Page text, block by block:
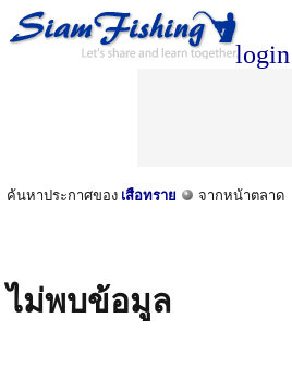
login
ค้นหาประกาศของ เสือทราย จากหน้าตลาด
ไม่พบข้อมูล